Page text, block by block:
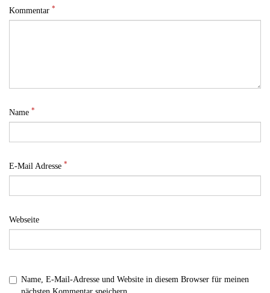
Kommentar *
Name *
E-Mail Adresse *
Webseite
Name, E-Mail-Adresse und Website in diesem Browser für meinen